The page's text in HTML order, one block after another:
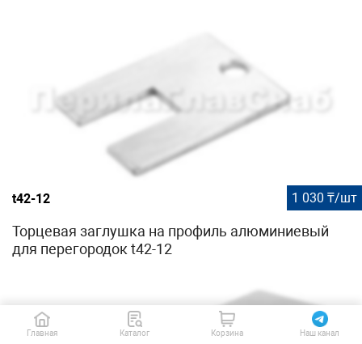
t42-12 1 030 ₸/шт
Торцевая заглушка на профиль алюминиевый
для перегородок t42-12
Главная Каталог Корзина Наш канал